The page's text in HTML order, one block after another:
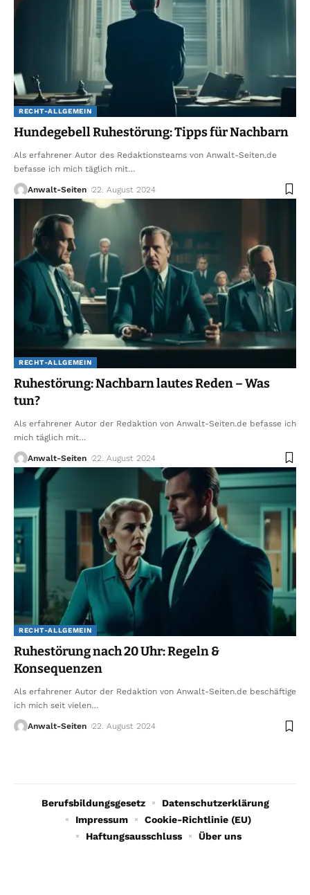
RECHT-ALLGEMEIN
Hundegebell Ruhestörung: Tipps für Nachbarn
Als erfahrener Autor des Redaktionsteams von Anwalt-Seiten.de
befasse ich mich täglich mit…
Anwalt-Seiten 22. August 2024
RECHT-ALLGEMEIN
Ruhestörung: Nachbarn lautes Reden – Was
tun?
Als erfahrener Autor der Redaktion von Anwalt-Seiten.de befasse ich
mich täglich mit…
Anwalt-Seiten 22. August 2024
RECHT-ALLGEMEIN
Ruhestörung nach 20 Uhr: Regeln &
Konsequenzen
Als erfahrener Autor der Redaktion von Anwalt-Seiten.de beschäftige
ich mich seit vielen…
Anwalt-Seiten 22. August 2024
Berufsbildungsgesetz
Datenschutzerklärung
Impressum
Cookie-Richtlinie (EU)
Haftungsausschluss
Über uns